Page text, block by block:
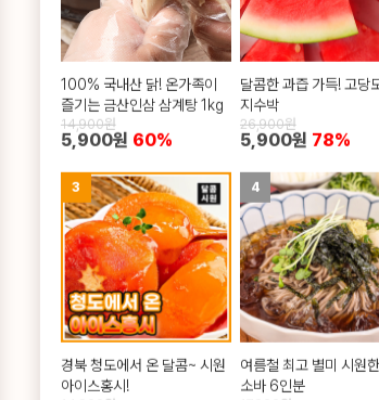
100% 국내산 닭! 온가족이
즐기는 금산인삼 삼계탕 1kg
14,900원
5,900원 60%
달콤한 과즙 가득! 고당
지수박
26,900원
5,900원 78%
3
경북 청도에서 온 달콤~ 시원
아이스홍시!
4
여름철 최고 별미 시원
소바 6인분